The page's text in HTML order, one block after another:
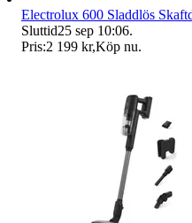
Electrolux 600 Sladdlös
Sluttid25 sep 10:06.
Pris:2 199 kr,Köp nu.